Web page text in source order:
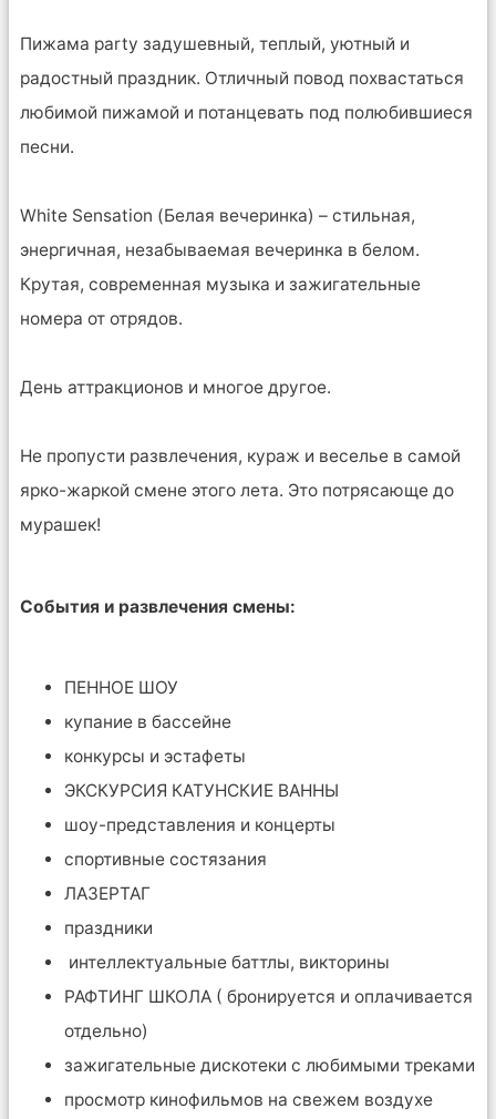
Пижама party задушевный, теплый, уютный и
радостный праздник. Отличный повод похвастаться
любимой пижамой и потанцевать под полюбившиеся
песни.
White Sensation (Белая вечеринка) – стильная,
энергичная, незабываемая вечеринка в белом.
Крутая, современная музыка и зажигательные
номера от отрядов.
День аттракционов и многое другое.
Не пропусти развлечения, кураж и веселье в самой
ярко-жаркой смене этого лета. Это потрясающе до
мурашек!
События и развлечения смены:
ПЕННОЕ ШОУ
купание в бассейне
конкурсы и эстафеты
ЭКСКУРСИЯ КАТУНСКИЕ ВАННЫ
шоу-представления и концерты
спортивные состязания
ЛАЗЕРТАГ
праздники
интеллектуальные баттлы, викторины
РАФТИНГ ШКОЛА ( бронируется и оплачивается
отдельно)
зажигательные дискотеки с любимыми треками
просмотр кинофильмов на свежем воздухе